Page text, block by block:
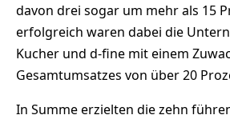
davon drei sogar um mehr als 15
erfolgreich waren dabei die
Kucher und d-fine mit einem
Gesamtumsatzes von über 20
In Summe erzielten die zehn